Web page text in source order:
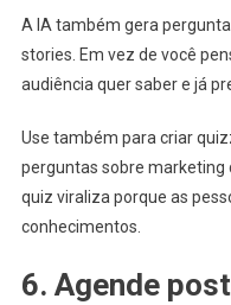
A IA também gera
stories. Em vez de você
audiência quer saber e já
Use também para criar
perguntas sobre marketing
quiz viraliza porque as
conhecimentos.
6. Agende